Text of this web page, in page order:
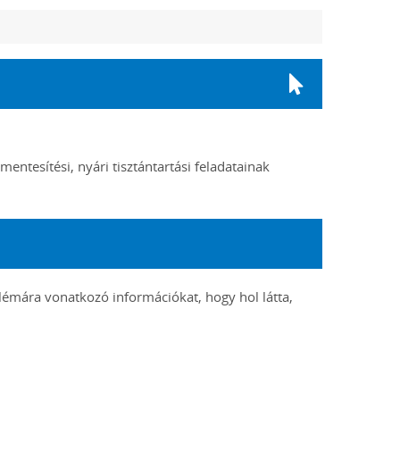
nyári tisztántartási feladatainak
vonatkozó információkat, hogy hol látta,